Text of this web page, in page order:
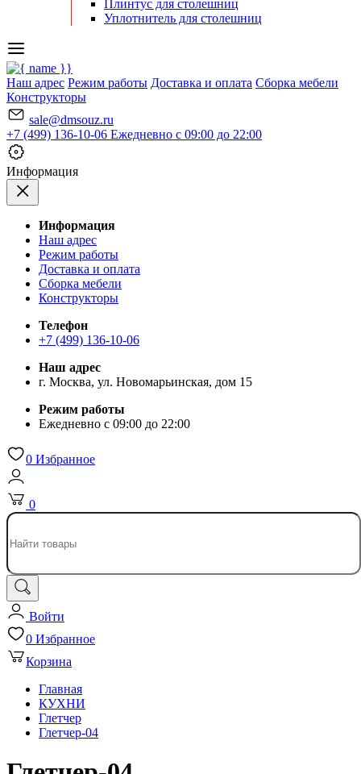
Плинтус для столешниц
Уплотнитель для столешниц
Наш адрес Режим работы Доставка и оплата Сборка мебели
Конструкторы
sale@dmsouz.ru
+7 (499) 136-10-06 Ежедневно с 09:00 до 22:00
Информация
Информация
Наш адрес
Режим работы
Доставка и оплата
Сборка мебели
Конструкторы
Телефон
+7 (499) 136-10-06
Наш адрес
г. Москва, ул. Новомарьинская, дом 15
Режим работы
Ежедневно с 09:00 до 22:00
0 Избранное
0
Войти
0 Избранное
Корзина
Главная
КУХНИ
Глетчер
Глетчер-04